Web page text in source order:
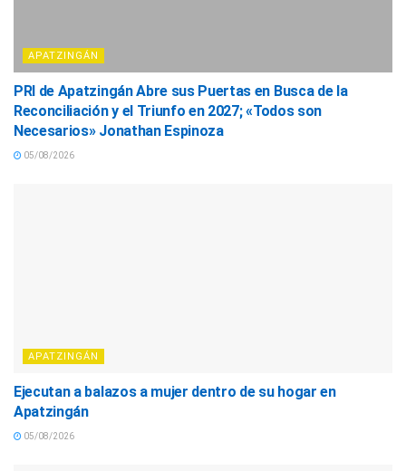
APATZINGÁN
PRI de Apatzingán Abre sus Puertas en Busca de la
Reconciliación y el Triunfo en 2027; «Todos son
Necesarios» Jonathan Espinoza
05/08/2026
APATZINGÁN
Ejecutan a balazos a mujer dentro de su hogar en
Apatzingán
05/08/2026